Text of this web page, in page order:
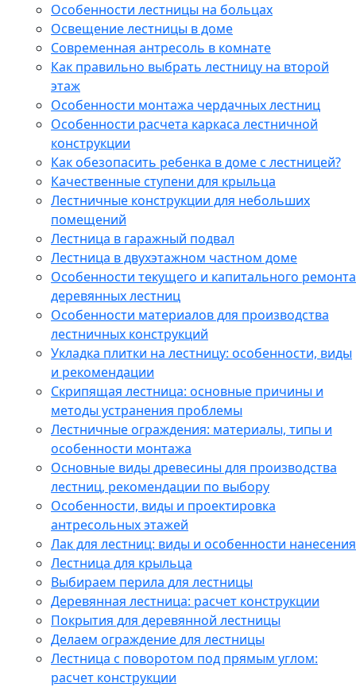
Особенности лестницы на больцах
Освещение лестницы в доме
Современная антресоль в комнате
Как правильно выбрать лестницу на второй
этаж
Особенности монтажа чердачных лестниц
Особенности расчета каркаса лестничной
конструкции
Как обезопасить ребенка в доме с лестницей?
Качественные ступени для крыльца
Лестничные конструкции для небольших
помещений
Лестница в гаражный подвал
Лестница в двухэтажном частном доме
Особенности текущего и капитального ремонта
деревянных лестниц
Особенности материалов для производства
лестничных конструкций
Укладка плитки на лестницу: особенности, виды
и рекомендации
Скрипящая лестница: основные причины и
методы устранения проблемы
Лестничные ограждения: материалы, типы и
особенности монтажа
Основные виды древесины для производства
лестниц, рекомендации по выбору
Особенности, виды и проектировка
антресольных этажей
Лак для лестниц: виды и особенности нанесения
Лестница для крыльца
Выбираем перила для лестницы
Деревянная лестница: расчет конструкции
Покрытия для деревянной лестницы
Делаем ограждение для лестницы
Лестница с поворотом под прямым углом:
расчет конструкции